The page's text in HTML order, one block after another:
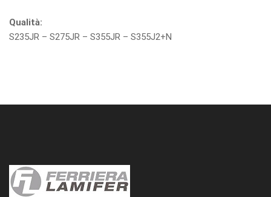
Qualità:
S235JR – S275JR – S355JR – S355J2+N